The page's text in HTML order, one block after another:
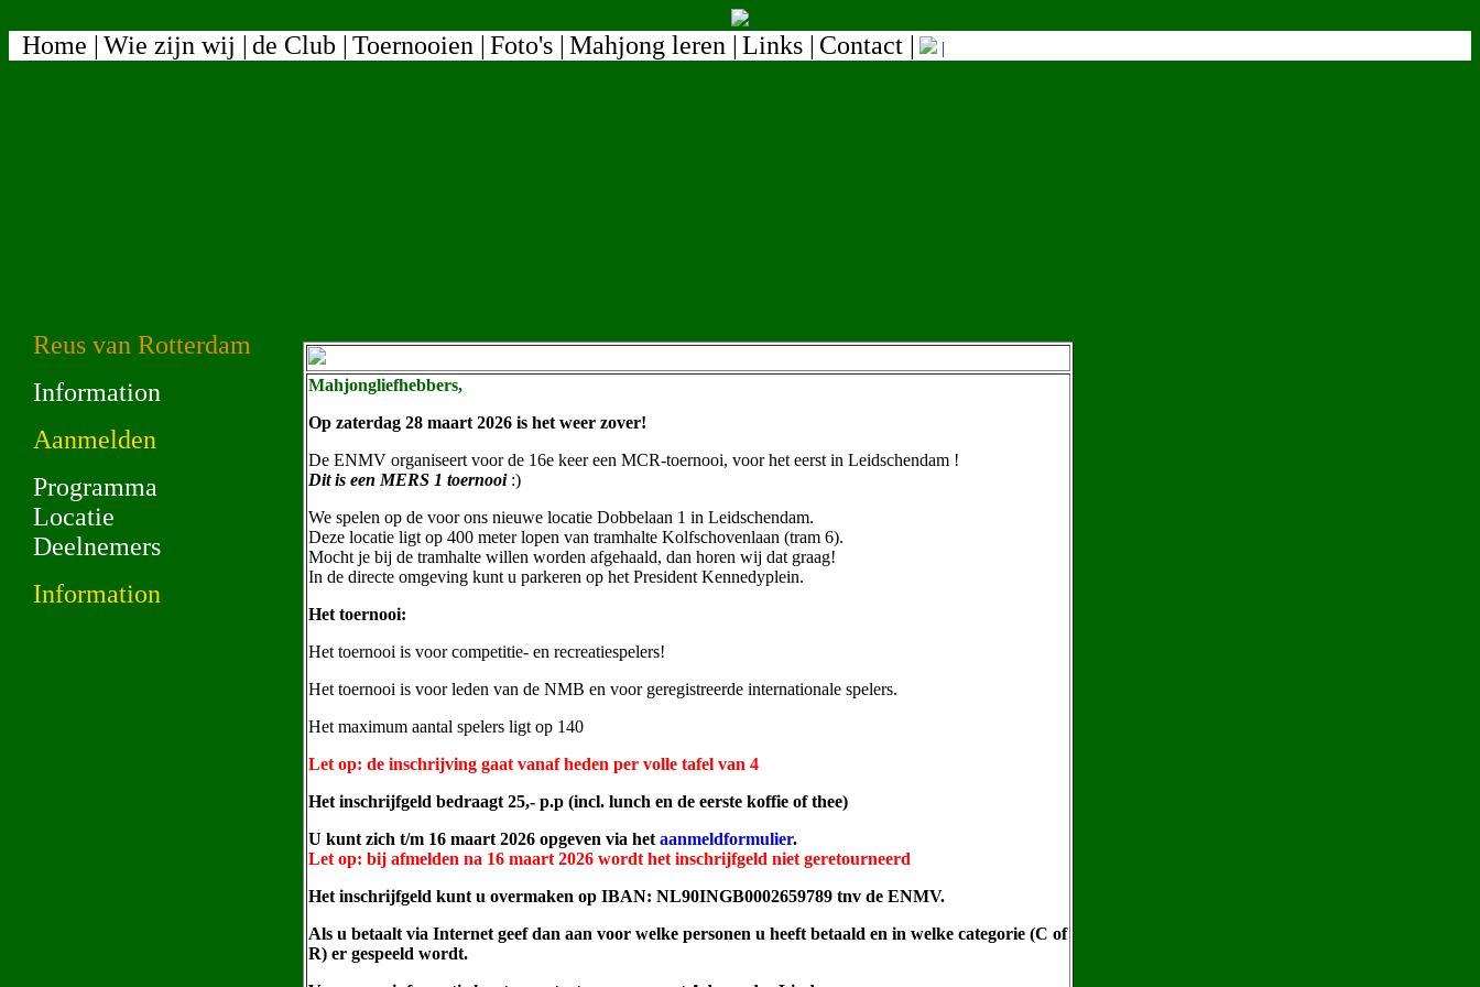
Home | Wie zijn wij | de Club | Toernooien | Foto's | Mahjong leren | Links | Contact | |
Reus van Rotterdam
Information
Aanmelden
Programma
Locatie
Deelnemers
Information
Mahjongliefhebbers,
Op zaterdag 28 maart 2026 is het weer zover!
De ENMV organiseert voor de 16e keer een MCR-toernooi, voor het eerst in Leidschendam !
Dit is een MERS 1 toernooi:)
We spelen op de voor ons nieuwe locatie Dobbelaan 1 in Leidschendam.
Deze locatie ligt op 400 meter lopen van tramhalte Kolfschovenlaan (tram 6).
Mocht je bij de tramhalte willen worden afgehaald, dan horen wij dat graag!
In de directe omgeving kunt u parkeren op het President Kennedyplein.
Het toernooi:
Het toernooi is voor competitie- en recreatiespelers!
Het toernooi is voor leden van de NMB en voor geregistreerde internationale spelers.
Het maximum aantal spelers ligt op 140
Let op: de inschrijving gaat vanaf heden per volle tafel van 4
Het inschrijfgeld bedraagt 25,- p.p (incl. lunch en de eerste koffie of thee)
U kunt zich t/m 16 maart 2026 opgeven via het aanmeldformulier.
Let op: bij afmelden na 16 maart 2026 wordt het inschrijfgeld niet geretourneerd
Het inschrijfgeld kunt u overmaken op IBAN: NL90INGB0002659789 tnv de ENMV.
Als u betaalt via Internet geef dan aan voor welke personen u heeft betaald en in welke categorie (C of
R) er gespeeld wordt.